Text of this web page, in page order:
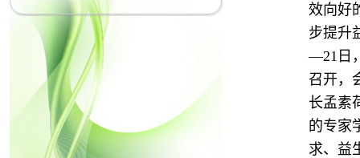
效向好
步提升
—21日
召开，
长孟素
的专家
求、益